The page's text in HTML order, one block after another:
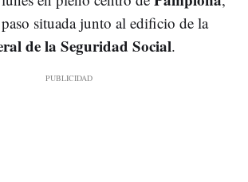
situada junto al edificio de la
de la Seguridad Social.